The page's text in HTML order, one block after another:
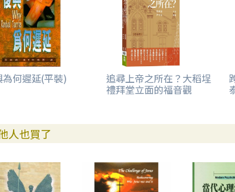
為何遲延(平裝) 追尋上帝之所在？大稻埕
禮拜堂立面的福音觀
人也買了